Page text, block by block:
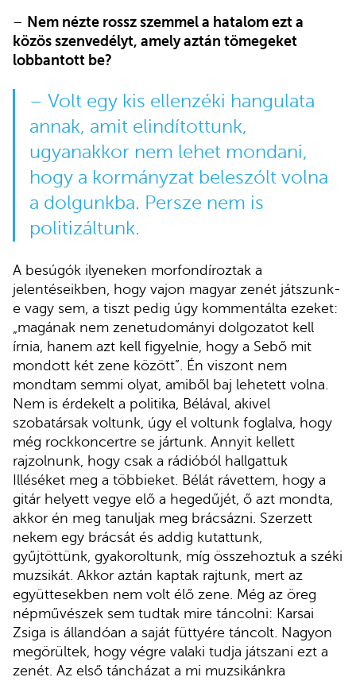
– Nem nézte rossz szemmel a hatalom ezt a
közös szenvedélyt, amely aztán tömegeket
lobbantott be?
– Volt egy kis ellenzéki hangulata
annak, amit elindítottunk,
ugyanakkor nem lehet mondani,
hogy a kormányzat beleszólt volna
a dolgunkba. Persze nem is
politizáltunk.
A besúgók ilyeneken morfondíroztak a
jelentéseikben, hogy vajon magyar zenét játszunk-
e vagy sem, a tiszt pedig úgy kommentálta ezeket:
„magának nem zenetudományi dolgozatot kell
írnia, hanem azt kell figyelnie, hogy a Sebő mit
mondott két zene között”. Én viszont nem
mondtam semmi olyat, amiből baj lehetett volna.
Nem is érdekelt a politika, Bélával, akivel
szobatársak voltunk, úgy el voltunk foglalva, hogy
még rockkoncertre se jártunk. Annyit kellett
rajzolnunk, hogy csak a rádióból hallgattuk
Illéséket meg a többieket. Bélát rávettem, hogy a
gitár helyett vegye elő a hegedűjét, ő azt mondta,
akkor én meg tanuljak meg brácsázni. Szerzett
nekem egy brácsát és addig kutattunk,
gyűjtöttünk, gyakoroltunk, míg összehoztuk a széki
muzsikát. Akkor aztán kaptak rajtunk, mert az
együttesekben nem volt élő zene. Még az öreg
népművészek sem tudtak mire táncolni: Karsai
Zsiga is állandóan a saját füttyére táncolt. Nagyon
megörültek, hogy végre valaki tudja játszani ezt a
zenét. Az első táncházat a mi muzsikánkra